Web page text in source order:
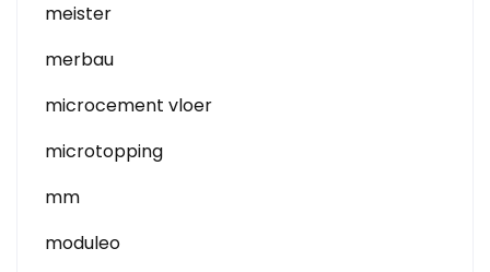
meister
merbau
microcement vloer
microtopping
mm
moduleo